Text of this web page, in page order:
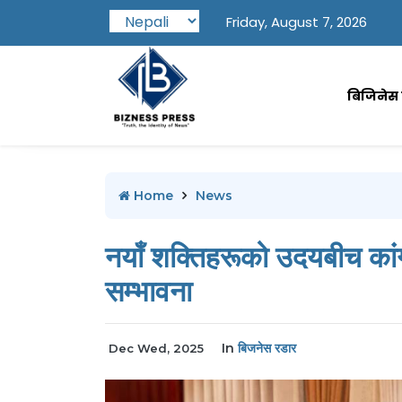
Friday, August 7, 2026
बिजिनेस
Home News
नयाँ शक्तिहरूको उदयबीच
सम्भावना
Dec Wed, 2025 Inबिजनेस रडार